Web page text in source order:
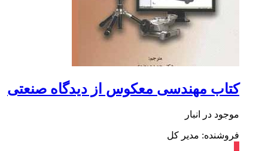
کتاب مهندسی معکوس از دیدگاه صنعتی
موجود در انبار
فروشنده: مدیر کل